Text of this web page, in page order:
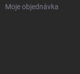
Moje objednávka